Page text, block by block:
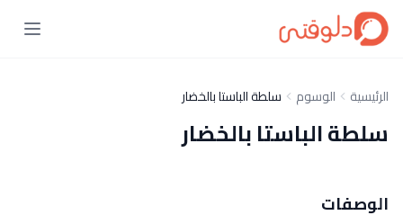
الرئيسية الوسوم سلطة الباستا بالخضار
سلطة الباستا بالخضار
الوصفات